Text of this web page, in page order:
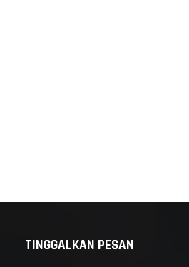
TINGGALKAN PESAN